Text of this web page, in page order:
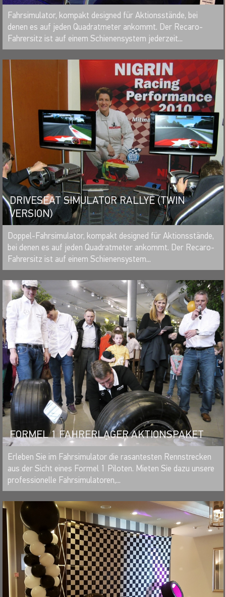
MERKEN
Fahrsimulator, kompakt designed für Aktionsstände, bei
denen es auf jeden Quadratmeter ankommt. Der Recaro-
Fahrersitz ist auf einem Schienensystem jederzeit...
DRIVESEAT SIMULATOR RALLYE (TWIN
VERSION)
MERKEN
Doppel-Fahrsimulator, kompakt designed für Aktionsstände,
bei denen es auf jeden Quadratmeter ankommt. Der Recaro-
Fahrersitz ist auf einem Schienensystem...
FORMEL 1 FAHRERLAGER AKTIONSPAKET
MERKEN
Erleben Sie im Fahrsimulator die rasantesten Rennstrecken
aus der Sicht eines Formel 1 Piloten. Mieten Sie dazu unsere
professionelle Fahrsimulatoren,...